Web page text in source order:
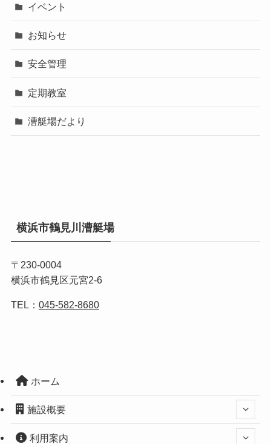
イベント
お知らせ
安全管理
定期教室
漕艇場だより
横浜市鶴見川漕艇場
〒230-0004
横浜市鶴見区元宮2-6
TEL： 045-582-8680
ホーム
施設概要
利用案内